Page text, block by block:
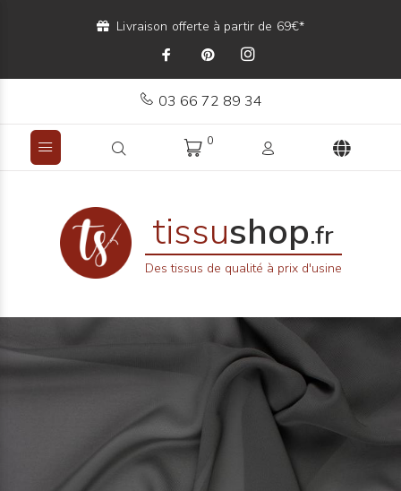
Livraison offerte à partir de 69€*
03 66 72 89 34
0
tissushop.fr
Des tissus de qualité à prix d'usine